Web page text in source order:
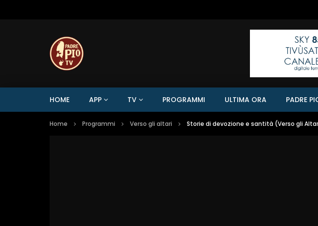
HOME APP TV PROGRAMMI ULTIMA ORA PADRE
Home Programmi Verso gli altari Storie di devozione e santità (Verso gli